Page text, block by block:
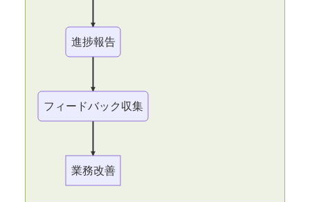
進捗報告
フィードバック収集
業務改善